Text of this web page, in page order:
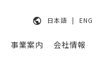
日本語
事業案内 会社情報